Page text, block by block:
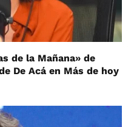
de la Mañana» de
De Acá en Más de hoy